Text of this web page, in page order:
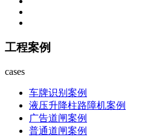
工程案例
cases
车牌识别案例
液压升降柱路障机案例
广告道闸案例
普通道闸案例